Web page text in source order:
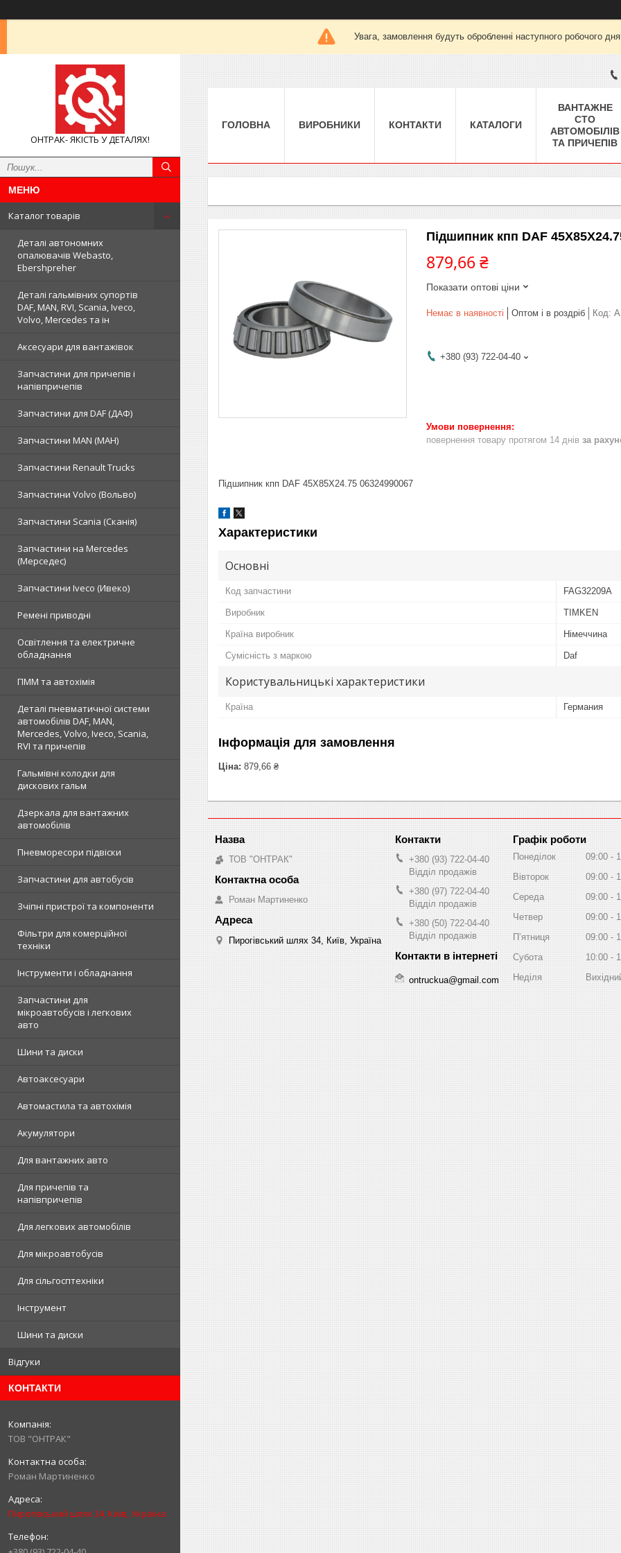
Увага, замовлення будуть обробленні наступного робочого
ОНТРАК- ЯКІСТЬ У ДЕТАЛЯХ!
Каталог товарів
Деталі автономних
опалювачів Webasto,
Ebershpreher
Деталі гальмівних супортів
DAF, MAN, RVI, Scania, Iveco,
Volvo, Mercedes та ін
Аксесуари для вантажівок
Запчастини для причепів і
напівпричепів
Запчастини для DAF (ДАФ)
Запчастини MAN (МАН)
Запчастини Renault Trucks
Запчастини Volvo (Вольво)
Запчастини Scania (Сканія)
Запчастини на Mercedes
(Мерседес)
Запчастини Iveco (Ивеко)
Ремені приводні
Освітлення та електричне
обладнання
ПММ та автохімія
Деталі пневматичної системи
автомобілів DAF, MAN,
Mercedes, Volvo, Iveco, Scania,
RVI та причепів
Гальмівні колодки для
дискових гальм
Дзеркала для вантажних
автомобілів
Пневморесори підвіски
Запчастини для автобусів
Зчіпні пристрої та компоненти
Фільтри для комерційної
техніки
Інструменти і обладнання
Запчастини для
мікроавтобусів і легкових
авто
Шини та диски
Автоаксесуари
Автомастила та автохімія
Акумулятори
Для вантажних авто
Для причепів та
напівпричепів
Для легкових автомобілів
Для мікроавтобусів
Для сільгосптехніки
Інструмент
Шини та диски
Відгуки
КОНТАКТИ
ТОВ "ОНТРАК"
Роман Мартиненко
Пирогівський шлях 34, Київ, Україна
ГОЛОВНА ВИРОБНИКИ КОНТАКТИ КАТАЛОГИ
ВАНТАЖНЕ
СТО
АВТОМОБІЛІВ
ТА ПРИЧЕПІВ
Підшипник кпп DAF
879,66 ₴
Показати оптові ціни
Немає в наявності Оптом і в роздріб Код:
+380 (93) 722-04-40
повернення товару протягом 14 днів за
Підшипник кпп DAF 45X85X24.75 06324990067
Характеристики
Основні
Код запчастини FAG32209A
Виробник TIMKEN
Країна виробник Німеччина
Сумісність з маркою Daf
Користувальницькі характеристики
Країна Германия
Інформація для замовлення
Ціна: 879,66 ₴
ТОВ "ОНТРАК"
Роман Мартиненко
Пирогівський шлях 34, Київ, Україна
+380 (93) 722-04-40
Відділ продажів
+380 (97) 722-04-40
Відділ продажів
+380 (50) 722-04-40
Відділ продажів
ontruckua@gmail.com
Графік роботи
Понеділок 09:00
Вівторок
09:00
Середа
09:00
Четвер
09:00
Пʼятниця
09:00
Субота
10:00
Неділя